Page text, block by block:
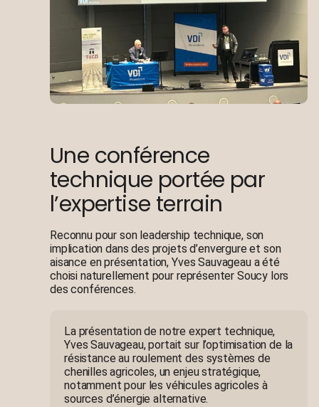
Une conférence
technique portée par
l’expertise terrain
Reconnu pour son leadership technique, son
implication dans des projets d’envergure et son
aisance en présentation, Yves Sauvageau a été
choisi naturellement pour représenter Soucy lors
des conférences.
La présentation de notre expert technique,
Yves Sauvageau, portait sur l’optimisation de la
résistance au roulement des systèmes de
chenilles agricoles, un enjeu stratégique,
notamment pour les véhicules agricoles à
sources d’énergie alternative.